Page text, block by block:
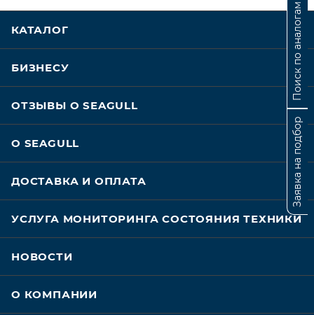
КАТАЛОГ
БИЗНЕСУ
ОТЗЫВЫ О SEAGULL
О SEAGULL
ДОСТАВКА И ОПЛАТА
УСЛУГА МОНИТОРИНГА СОСТОЯНИЯ ТЕХНИКИ
НОВОСТИ
О КОМПАНИИ
Заявка на подбор
Поиск по аналогам